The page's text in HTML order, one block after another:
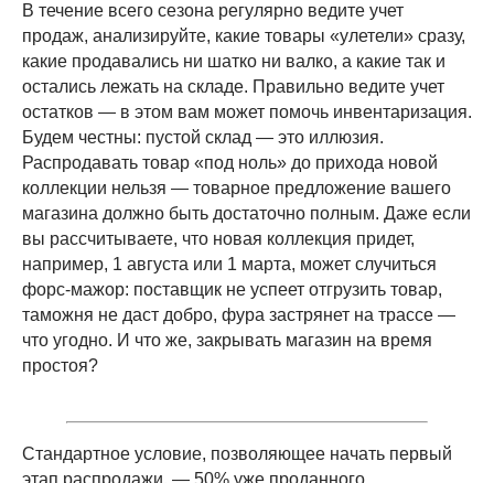
В течение всего сезона регулярно ведите учет
продаж, анализируйте, какие товары «улетели» сразу,
какие продавались ни шатко ни валко, а какие так и
остались лежать на складе. Правильно ведите учет
остатков — в этом вам может помочь инвентаризация.
Будем честны: пустой склад — это иллюзия.
Распродавать товар «под ноль» до прихода новой
коллекции нельзя — товарное предложение вашего
магазина должно быть достаточно полным. Даже если
вы рассчитываете, что новая коллекция придет,
например, 1 августа или 1 марта, может случиться
форс-мажор: поставщик не успеет отгрузить товар,
таможня не даст добро, фура застрянет на трассе —
что угодно. И что же, закрывать магазин на время
простоя?
Стандартное условие, позволяющее начать первый
этап распродажи, — 50% уже проданного